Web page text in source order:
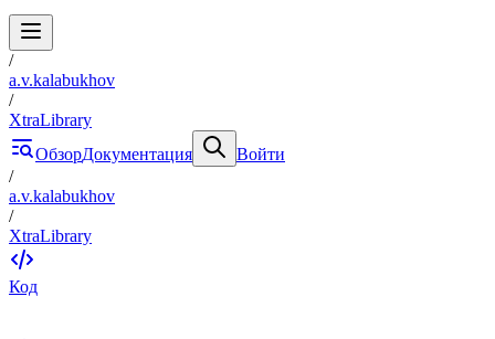
/
a.v.kalabukhov
/
XtraLibrary
ОбзорДокументация
Войти
/
a.v.kalabukhov
/
XtraLibrary
Код